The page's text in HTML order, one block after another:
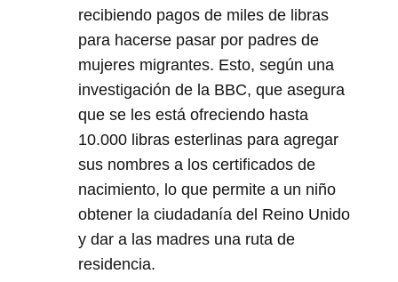
recibiendo pagos de miles de libras
para hacerse pasar por padres de
mujeres migrantes. Esto, según una
investigación de la BBC, que asegura
que se les está ofreciendo hasta
10.000 libras esterlinas para agregar
sus nombres a los certificados de
nacimiento, lo que permite a un niño
obtener la ciudadanía del Reino Unido
y dar a las madres una ruta de
residencia.